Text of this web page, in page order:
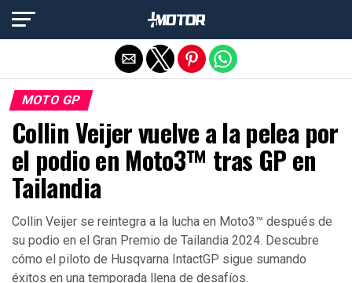
MOTO GP
Collin Veijer vuelve a la pelea por
el podio en Moto3™ tras GP en
Tailandia
Collin Veijer se reintegra a la lucha en Moto3™ después de
su podio en el Gran Premio de Tailandia 2024. Descubre
cómo el piloto de Husqvarna IntactGP sigue sumando
éxitos en una temporada llena de desafíos.
Salir de la versión móvil